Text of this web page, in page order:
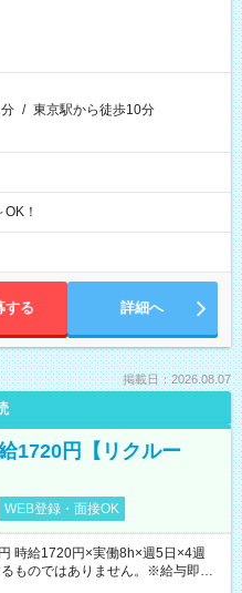
/ 東京駅から徒歩10分
！
する 詳細へ
掲載日：2026.08.07
1720円【リクルー
WEB登録・面接OK
時給1720円×実働8h×週5日×4週
ものではありません。※給与即受
件有）